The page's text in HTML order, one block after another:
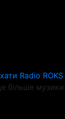
Radio ROKS
більше музики